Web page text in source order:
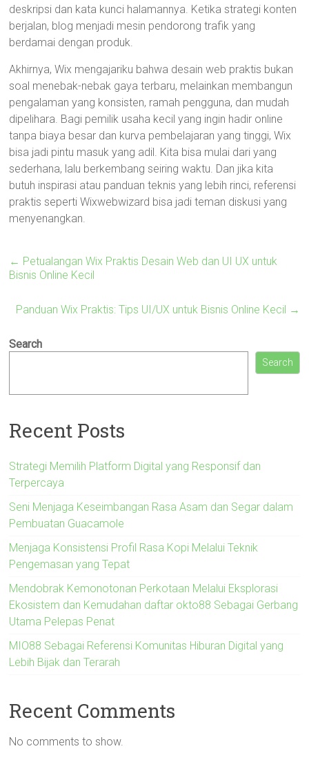
deskripsi dan kata kunci halamannya. Ketika strategi konten
berjalan, blog menjadi mesin pendorong trafik yang
berdamai dengan produk.
Akhirnya, Wix mengajariku bahwa desain web praktis bukan
soal menebak-nebak gaya terbaru, melainkan membangun
pengalaman yang konsisten, ramah pengguna, dan mudah
dipelihara. Bagi pemilik usaha kecil yang ingin hadir online
tanpa biaya besar dan kurva pembelajaran yang tinggi, Wix
bisa jadi pintu masuk yang adil. Kita bisa mulai dari yang
sederhana, lalu berkembang seiring waktu. Dan jika kita
butuh inspirasi atau panduan teknis yang lebih rinci, referensi
praktis seperti Wixwebwizard bisa jadi teman diskusi yang
menyenangkan.
← Petualangan Wix Praktis Desain Web dan UI UX untuk
Bisnis Online Kecil
Panduan Wix Praktis: Tips UI/UX untuk Bisnis Online Kecil →
Search
Search
Recent Posts
Strategi Memilih Platform Digital yang Responsif dan
Terpercaya
Seni Menjaga Keseimbangan Rasa Asam dan Segar dalam
Pembuatan Guacamole
Menjaga Konsistensi Profil Rasa Kopi Melalui Teknik
Pengemasan yang Tepat
Mendobrak Kemonotonan Perkotaan Melalui Eksplorasi
Ekosistem dan Kemudahan daftar okto88 Sebagai Gerbang
Utama Pelepas Penat
MIO88 Sebagai Referensi Komunitas Hiburan Digital yang
Lebih Bijak dan Terarah
Recent Comments
No comments to show.